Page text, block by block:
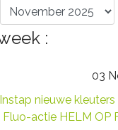
:
03
nieuwe kleuters
actie HELM OP